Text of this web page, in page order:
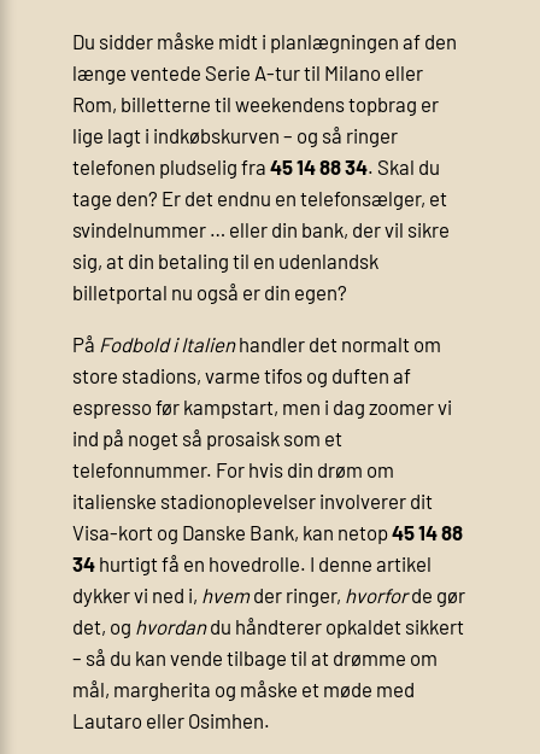
Du sidder måske midt i planlægningen af den
længe ventede Serie A-tur til Milano eller
Rom, billetterne til weekendens topbrag er
lige lagt i indkøbskurven – og så ringer
telefonen pludselig fra 45 14 88 34. Skal du
tage den? Er det endnu en telefonsælger, et
svindelnummer … eller din bank, der vil sikre
sig, at din betaling til en udenlandsk
billetportal nu også er din egen?
På Fodbold i Italienhandler det normalt om
store stadions, varme tifos og duften af
espresso før kampstart, men i dag zoomer vi
ind på noget så prosaisk som et
telefonnummer. For hvis din drøm om
italienske stadionoplevelser involverer dit
Visa-kort og Danske Bank, kan netop45 14 88
34hurtigt få en hovedrolle. I denne artikel
dykker vi ned i, hvemder ringer, hvorforde gør
det, og hvordandu håndterer opkaldet sikkert
– så du kan vende tilbage til at drømme om
mål, margherita og måske et møde med
Lautaro eller Osimhen.